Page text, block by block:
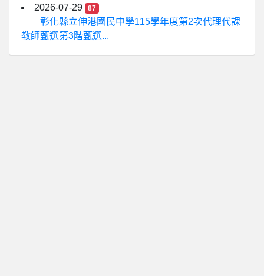
2026-07-29
87
彰化縣立伸港國民中學115學年度第2次代理代課
教師甄選第3階甄選...